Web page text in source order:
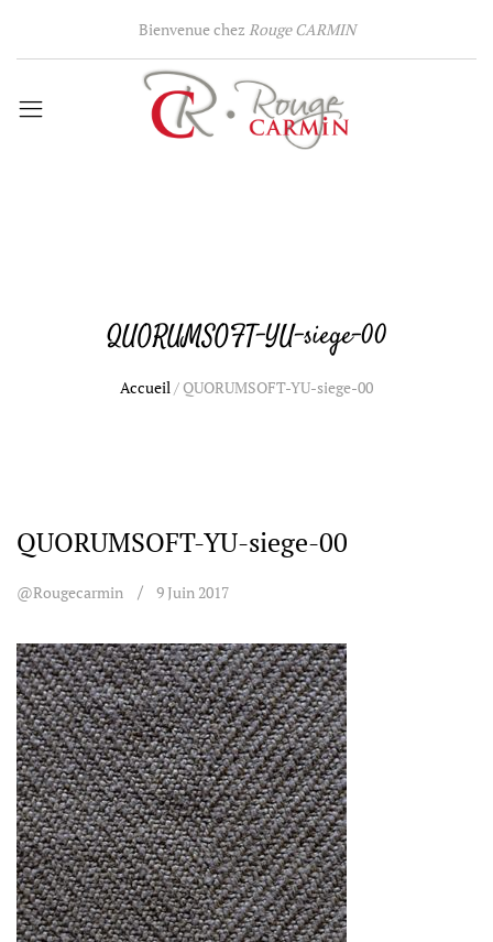
Bienvenue chez Rouge CARMIN
QUORUMSOFT-YU-siege-00
Accueil/QUORUMSOFT-YU-siege-00
QUORUMSOFT-YU-siege-00
@rougecarmin 9 Juin 2017